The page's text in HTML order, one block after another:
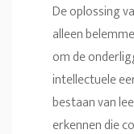
De oplossing
alleen
om de
intellectuele
bestaan van
erkennen die